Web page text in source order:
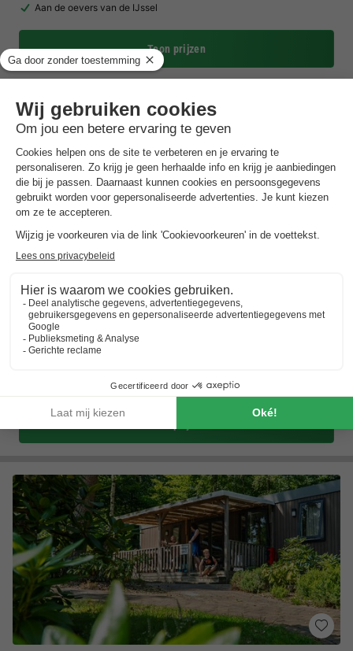
Aan de oevers van de IJssel
Toon prijzen
Bospark Markelo
Overijssel,Markelo (17 km van Kring Van Dorth) Kaart
8.2 Zeer goed
Aan de rand van het bos
Ontdek het Hof van Twente